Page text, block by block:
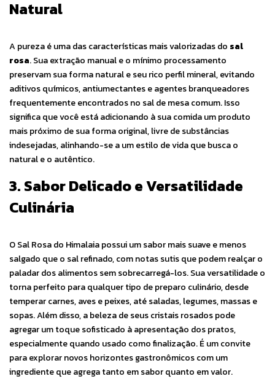
Natural
A pureza é uma das características mais valorizadas do sal
rosa. Sua extração manual e o mínimo processamento
preservam sua forma natural e seu rico perfil mineral, evitando
aditivos químicos, antiumectantes e agentes branqueadores
frequentemente encontrados no sal de mesa comum. Isso
significa que você está adicionando à sua comida um produto
mais próximo de sua forma original, livre de substâncias
indesejadas, alinhando-se a um estilo de vida que busca o
natural e o autêntico.
3. Sabor Delicado e Versatilidade
Culinária
O Sal Rosa do Himalaia possui um sabor mais suave e menos
salgado que o sal refinado, com notas sutis que podem realçar o
paladar dos alimentos sem sobrecarregá-los. Sua versatilidade o
torna perfeito para qualquer tipo de preparo culinário, desde
temperar carnes, aves e peixes, até saladas, legumes, massas e
sopas. Além disso, a beleza de seus cristais rosados pode
agregar um toque sofisticado à apresentação dos pratos,
especialmente quando usado como finalização. É um convite
para explorar novos horizontes gastronômicos com um
ingrediente que agrega tanto em sabor quanto em valor.